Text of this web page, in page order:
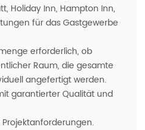
Holiday Inn, Hampton Inn,
für das Gastgewerbe
erforderlich, ob
Raum, die gesamte
angefertigt werden.
garantierter Qualität und